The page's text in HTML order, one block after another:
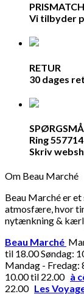
PRISMATCH
Vi tilbyder
RETUR
30 dages
Ring
Skriv
Om Beau Marché
Beau Marché er
atmosfære, hvor
nytænkning &
Beau Marché
til 18.00 Søndag:
Mandag - Fredag:
10.00 til 22.00 à
22.00 Les